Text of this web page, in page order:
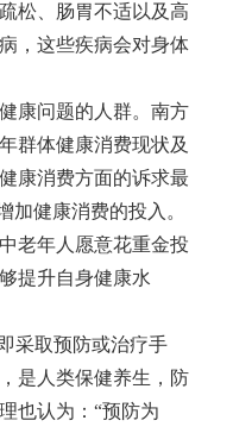
松、肠胃不适以及高
，这些疾病会对身体
康问题的人群。南方
群体健康消费现状及
康消费方面的诉求最
加健康消费的投入。
老年人愿意花重金投
提升自身健康水
采取预防或治疗手
是人类保健养生，防
也认为：“预防为